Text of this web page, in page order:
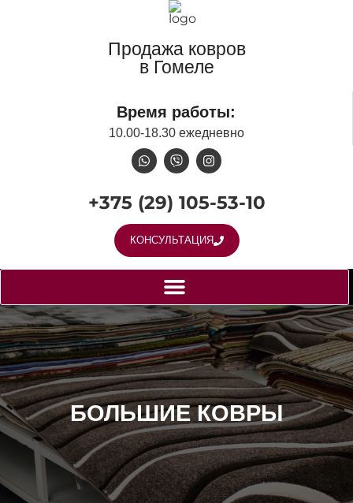
Продажа ковров
в Гомеле
Время работы:
10.00-18.30 ежедневно
+375 (29) 105-53-10
КОНСУЛЬТАЦИЯ
БОЛЬШИЕ КОВРЫ